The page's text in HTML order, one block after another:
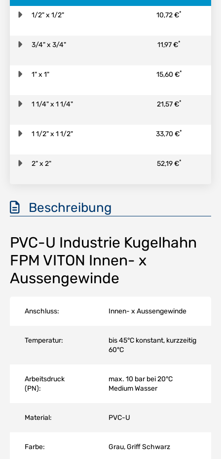
1/2" x 1/2" 10,72 €*
3/4" x 3/4" 11,97 €*
1" x 1" 15,60 €*
1 1/4" x 1 1/4" 21,57 €*
1 1/2" x 1 1/2" 33,70 €*
2" x 2" 52,19 €*
Beschreibung
PVC-U Industrie Kugelhahn
FPM VITON Innen- x
Aussengewinde
Anschluss: Innen- x Aussengewinde
Temperatur:
bis 45°C konstant, kurzzeitig
60°C
Arbeitsdruck
(PN):
max. 10 bar bei 20°C
Medium Wasser
Material: PVC-U
Farbe: Grau, Griff Schwarz